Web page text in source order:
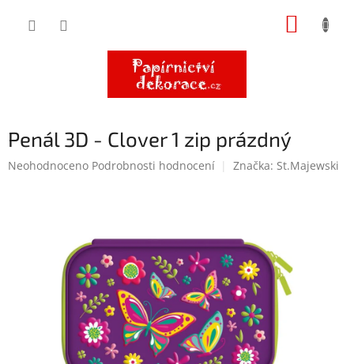
Penál 3D - Clover 1 zip prázdný
Průměrné
Neohodnoceno Podrobnosti hodnocení Značka: St.Majewski